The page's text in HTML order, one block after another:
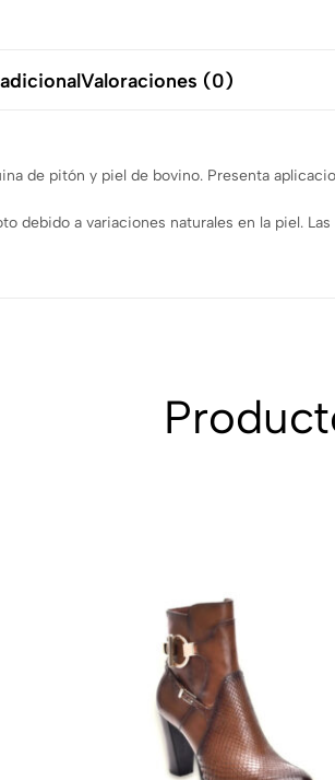
Valoraciones (0)
de pitón y piel de bovino. Presenta
debido a variaciones naturales en la piel.